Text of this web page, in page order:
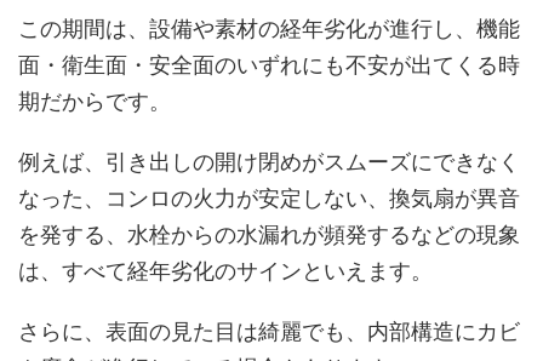
この期間は、設備や素材の経年劣化が進行し、機能
面・衛生面・安全面のいずれにも不安が出てくる時
期だからです。
例えば、引き出しの開け閉めがスムーズにできなく
なった、コンロの火力が安定しない、換気扇が異音
を発する、水栓からの水漏れが頻発するなどの現象
は、すべて経年劣化のサインといえます。
さらに、表面の見た目は綺麗でも、内部構造にカビ